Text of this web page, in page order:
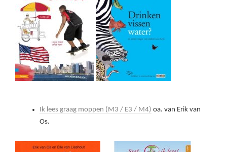
Ik lees graag moppen (M3 / E3 / M4) oa. van Erik van
Os.